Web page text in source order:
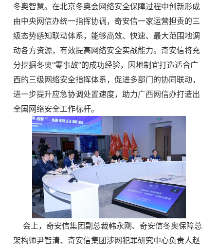
冬奥智慧。在北京冬奥会网络安全保障过程中创新形成
由中央网信办统一指挥协调，奇安信一家运营担责的三
级态势感知联动体系，能够高效、快速、最大范围地调
动各方资源，有效提高网络安全实战能力。奇安信将充
分挖掘冬奥“零事故”的成功经验，因地制宜打造适合广
西的三级网络安全指挥体系，促进多部门的协同联动，
进一步提升应急协调处置速度，助力广西网信办打造出
全国网络安全工作标杆。
会上，奇安信集团副总裁韩永刚、奇安信冬奥保障总
架构师尹智清、奇安信集团涉网犯罪研究中心负责人赵